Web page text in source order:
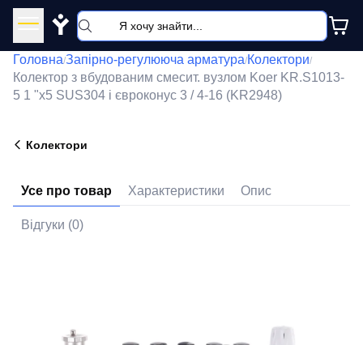
Y
Головна/Запірно-регулююча арматура/Колектори/
Колектор з вбудованим смесит. вузлом Koer KR.S1013-
5 1 "х5 SUS304 і євроконус 3 / 4-16 (KR2948)
Колектори
Усе про товар Характеристики Опис
Відгуки (0)